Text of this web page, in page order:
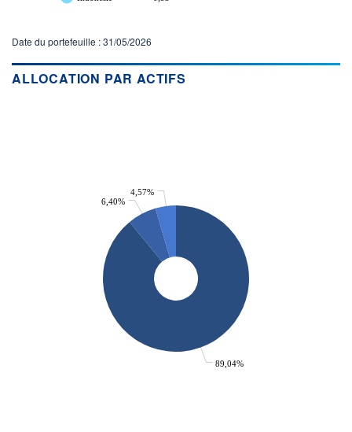
Date du portefeuille : 31/05/2026
ALLOCATION PAR ACTIFS
89,04%
6,40%
4,57%